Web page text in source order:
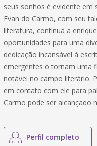
seus sonhos é evidente em
Evan do Carmo, com seu
literatura, continua a
oportunidades para uma
dedicação incansável à
emergentes o tornam uma
notável no campo literário.
em contato com ele para
Carmo pode ser alcançado
Perfil completo